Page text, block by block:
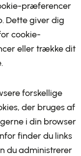
præferencer
Dette giver dig
cookie-
eller trække dit
forskellige
der bruges af
i din browser
finder du links
du administrerer